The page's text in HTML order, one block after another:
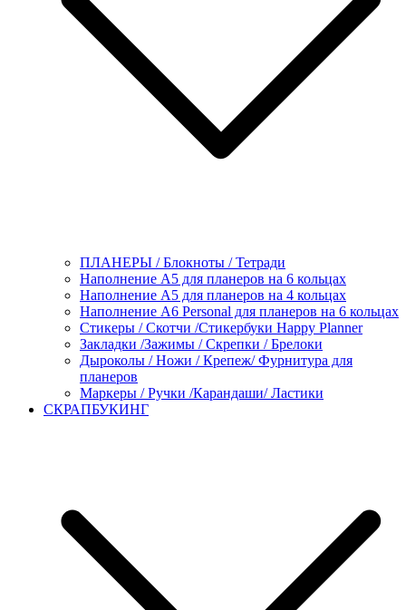
ПЛАНЕРЫ / Блокноты / Тетради
Наполнение А5 для планеров на 6 кольцах
Наполнение А5 для планеров на 4 кольцах
Наполнение А6 Personal для планеров на 6 кольцах
Стикеры / Скотчи /Стикербуки Happy Planner
Закладки /Зажимы / Скрепки / Брелоки
Дыроколы / Ножи / Крепеж/ Фурнитура для
планеров
Маркеры / Ручки /Карандаши/ Ластики
СКРАПБУКИНГ